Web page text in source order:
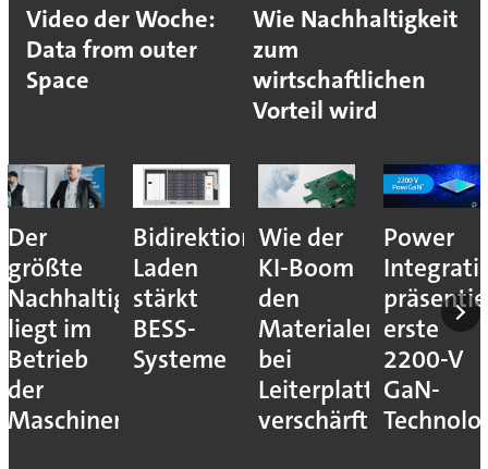
Video der Woche:
Data from outer
Space
Wie Nachhaltigkeit
zum
wirtschaftlichen
Vorteil wird
Der
größte
Nachhaltigkeitshebel
liegt im
Betrieb
der
Maschinen
Bidirektionales
Laden
stärkt
BESS-
Systeme
Wie der
KI-Boom
den
Materialengpass
bei
Leiterplatten
verschärft
Power
erste
2200-V
GaN-